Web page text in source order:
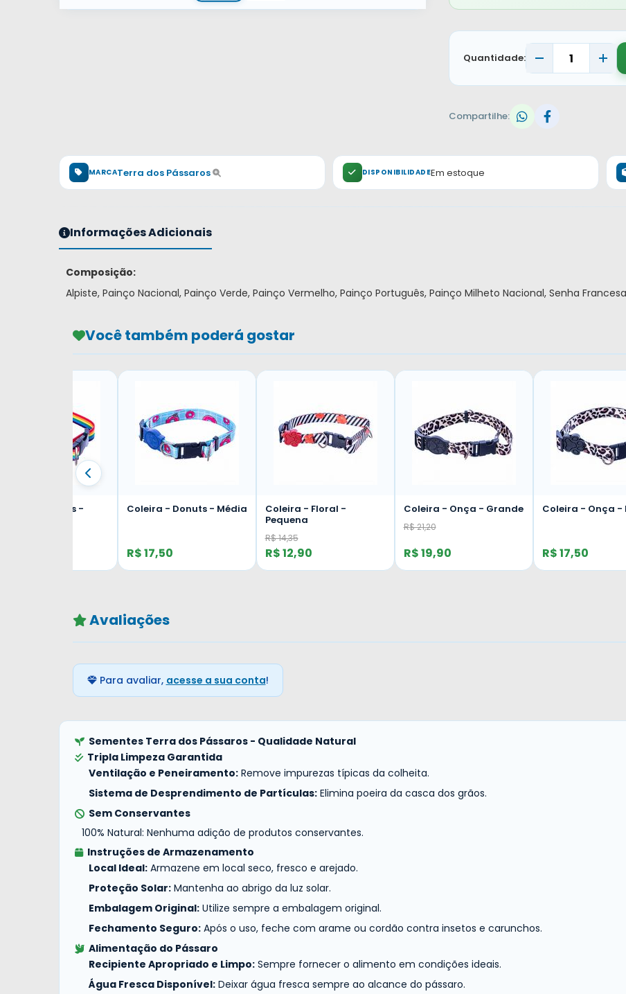
Quantidade:
Compartilhe:
MARCATerra dos Pássaros DISPONIBILIDADEEm estoque
Informações Adicionais
Composição:
Alpiste, Painço Nacional, Painço Verde, Painço Vermelho, Painço Português, Painço Milheto Nacional, Senha
Você também poderá gostar
Coleira - Floral -
R$ 12,90
Coleira - Onça - Grande
R$ 19,90
Coleira - Onça - Média
R$ 17,50
Coleira - Onça -
R$ 14,50
Avaliações
Para avaliar, acesse a sua conta!
Sementes Terra dos Pássaros - Qualidade Natural
Tripla Limpeza Garantida
Ventilação e Peneiramento:Remove impurezas típicas da colheita.
Sistema de Desprendimento de Partículas:Elimina poeira da casca dos grãos.
Sem Conservantes
100% Natural: Nenhuma adição de produtos conservantes.
Instruções de Armazenamento
Local Ideal:Armazene em local seco, fresco e arejado.
Proteção Solar:Mantenha ao abrigo da luz solar.
Embalagem Original:Utilize sempre a embalagem original.
Fechamento Seguro:Após o uso, feche com arame ou cordão contra insetos e carunchos.
Alimentação do Pássaro
Recipiente Apropriado e Limpo:Sempre fornecer o alimento em condições ideais.
Água Fresca Disponível:Deixar água fresca sempre ao alcance do pássaro.